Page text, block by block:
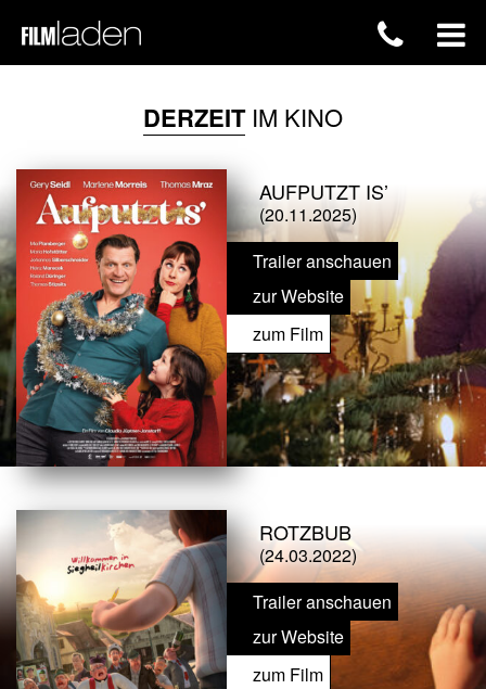
DERZEITIM KINO
AUFPUTZT IS’
(20.11.2025)
Trailer anschauen
zur Website
zum Film
ROTZBUB
(24.03.2022)
Trailer anschauen
zur Website
zum Film